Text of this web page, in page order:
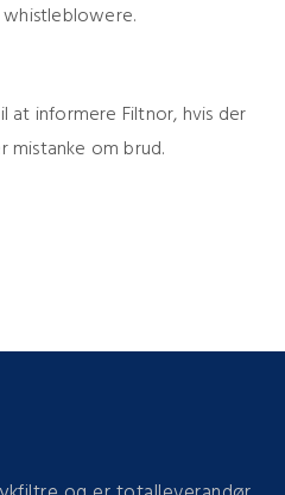
informere Filtnor, hvis der
mistanke om brud.